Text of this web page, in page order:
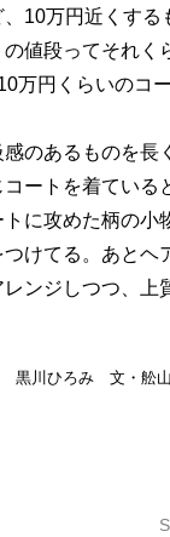
10万円近くする
値段ってそれく
万円くらいのコ
のあるものを長
ートを着ている
に攻めた柄の小
けてる。あとヘ
ンジしつつ、上
黒川ひろみ 文・舩